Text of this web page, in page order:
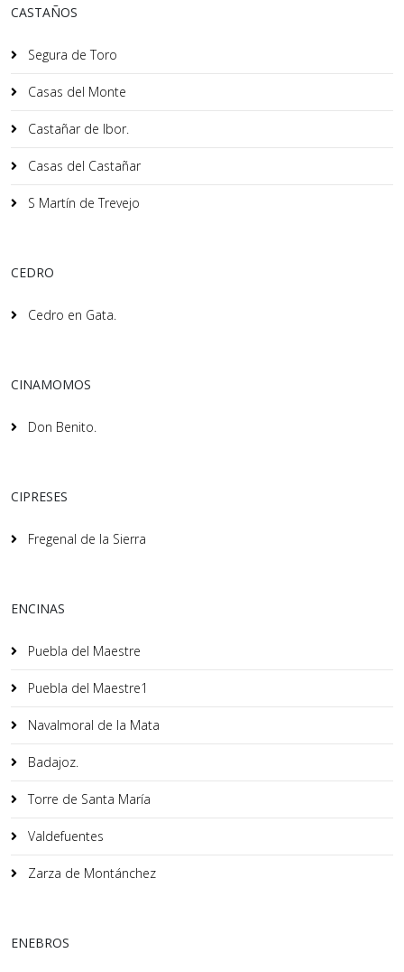
CASTAÑOS
Segura de Toro
Casas del Monte
Castañar de Ibor.
Casas del Castañar
S Martín de Trevejo
CEDRO
Cedro en Gata.
CINAMOMOS
Don Benito.
CIPRESES
Fregenal de la Sierra
ENCINAS
Puebla del Maestre
Puebla del Maestre1
Navalmoral de la Mata
Badajoz.
Torre de Santa María
Valdefuentes
Zarza de Montánchez
ENEBROS